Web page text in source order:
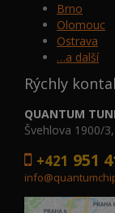
Brno
Olomouc
Ostrava
…a další
Rýchly
QUANTUM
Švehlova 1900/
+421 951